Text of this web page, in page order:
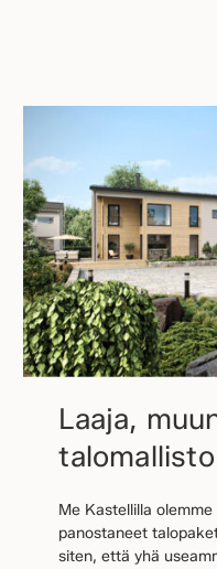
Laaja,
talomallisto
Me Kastellilla
panostaneet
siten, että yhä